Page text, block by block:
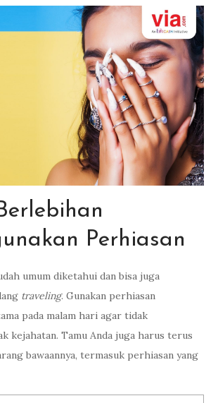
Perhiasan
umum diketahui dan bisa juga
traveling. Gunakan perhiasan
pada malam hari agar tidak
kejahatan. Tamu Anda juga harus terus
bawaannya, termasuk perhiasan yang